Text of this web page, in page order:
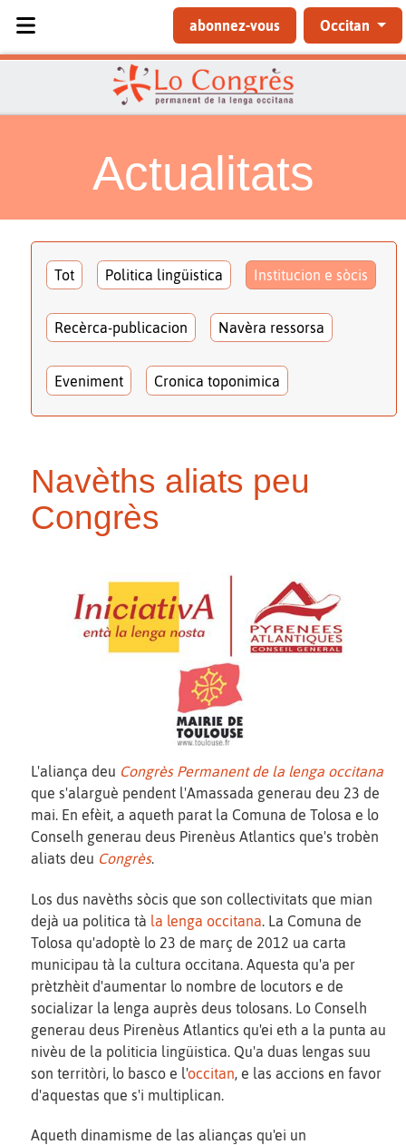
abonnez-vous Occitan
Actualitats
Tot Politica lingüistica Institucion e sòcis
Recèrca-publicacion Navèra ressorsa
Eveniment Cronica toponimica
Navèths aliats peu
Congrès
L'aliança deu Congrès Permanent de la lenga occitana
que s'alarguè pendent l'Amassada generau deu 23 de
mai. En efèit, a aqueth parat la Comuna de Tolosa e lo
Conselh generau deus Pirenèus Atlantics que's trobèn
aliats deu Congrès.
Los dus navèths sòcis que son collectivitats que mian
dejà ua politica tà la lenga occitana. La Comuna de
Tolosa qu'adoptè lo 23 de març de 2012 ua carta
municipau tà la cultura occitana. Aquesta qu'a per
prètzhèit d'aumentar lo nombre de locutors e de
socializar la lenga auprès deus tolosans. Lo Conselh
generau deus Pirenèus Atlantics qu'ei eth a la punta au
nivèu de la politicia lingüistica. Qu'a duas lengas suu
son territòri, lo basco e l'occitan, e las accions en favor
d'aquestas que s'i multiplican.
Aqueth dinamisme de las alianças qu'ei un